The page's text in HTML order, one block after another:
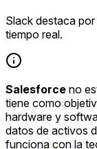
Slack destaca
tiempo real.
Salesforce no
tiene como
hardware y
datos de activos
funciona con la